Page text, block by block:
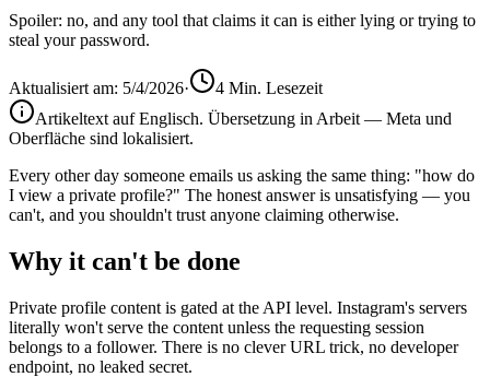
Spoiler: no, and any tool that claims it can is either lying or trying to
steal your password.
Aktualisiert am: 5/4/2026· 4 Min. Lesezeit
Artikeltext auf Englisch. Übersetzung in Arbeit — Meta und
Oberfläche sind lokalisiert.
Every other day someone emails us asking the same thing: "how do
I view a private profile?" The honest answer is unsatisfying — you
can't, and you shouldn't trust anyone claiming otherwise.
Why it can't be done
Private profile content is gated at the API level. Instagram's servers
literally won't serve the content unless the requesting session
belongs to a follower. There is no clever URL trick, no developer
endpoint, no leaked secret.